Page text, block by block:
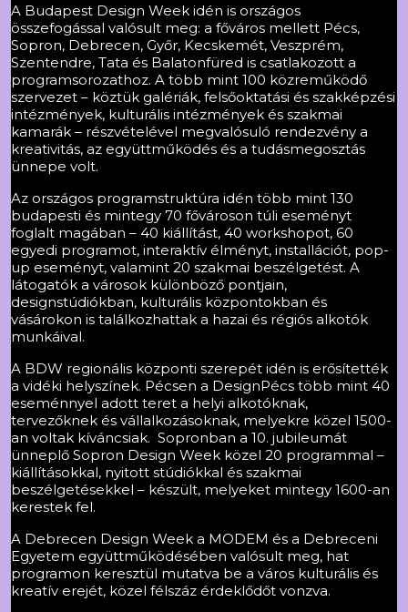
A Budapest Design Week idén is országos
összefogással valósult meg: a főváros mellett Pécs,
Sopron, Debrecen, Győr, Kecskemét, Veszprém,
Szentendre, Tata és Balatonfüred is csatlakozott a
programsorozathoz. A több mint 100 közreműködő
szervezet – köztük galériák, felsőoktatási és szakképzési
intézmények, kulturális intézmények és szakmai
kamarák – részvételével megvalósuló rendezvény a
kreativitás, az együttműködés és a tudásmegosztás
ünnepe volt.
Az országos programstruktúra idén több mint 130
budapesti és mintegy 70 fővároson túli eseményt
foglalt magában – 40 kiállítást, 40 workshopot, 60
egyedi programot, interaktív élményt, installációt, pop-
up eseményt, valamint 20 szakmai beszélgetést. A
látogatók a városok különböző pontjain,
designstúdiókban, kulturális központokban és
vásárokon is találkozhattak a hazai és régiós alkotók
munkáival.
A BDW regionális központi szerepét idén is erősítették
a vidéki helyszínek. Pécsen a DesignPécs több mint 40
eseménnyel adott teret a helyi alkotóknak,
tervezőknek és vállalkozásoknak, melyekre közel 1500-
an voltak kíváncsiak. Sopronban a 10. jubileumát
ünneplő Sopron Design Week közel 20 programmal –
kiállításokkal, nyitott stúdiókkal és szakmai
beszélgetésekkel – készült, melyeket mintegy 1600-an
kerestek fel.
A Debrecen Design Week a MODEM és a Debreceni
Egyetem együttműködésében valósult meg, hat
programon keresztül mutatva be a város kulturális és
kreatív erejét, közel félszáz érdeklődőt vonzva.